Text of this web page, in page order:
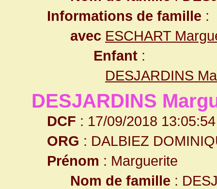
Informations de famille :
avec ESCHART
Enfant :
DESJARDINS
DESJARDINS
DCF : 17/09/2018 13:05:54
ORG : DALBIEZ
Prénom : Marguerite
Nom de famille :